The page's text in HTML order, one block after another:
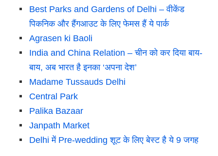
Best Parks and Gardens of Delhi – वीकेंड
पिकनिक और हैंगआउट के लिए फेमस हैं ये पार्क
Agrasen ki Baoli
India and China Relation – चीन को कर दिया बाय-
बाय, अब भारत है इनका ‘अपना देश’
Madame Tussauds Delhi
Central Park
Palika Bazaar
Janpath Market
Delhi में Pre-wedding शूट के लिए बेस्ट है ये 9 जगह